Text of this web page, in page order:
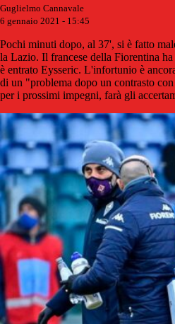
Guglielmo Cannavale
6 gennaio 2021 - 15:45
Pochi minuti dopo, al 37', si è fatto
la Lazio. Il francese della Fiorentina
è entrato Eysseric. L'infortunio è
di un "problema dopo un contrasto
per i prossimi impegni, farà gli